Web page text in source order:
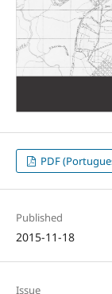
PDF
Published
2015-11-18
Issue